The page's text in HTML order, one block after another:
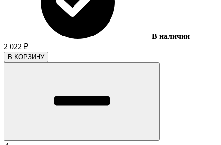
В наличии
2 022 ₽
В КОРЗИНУ